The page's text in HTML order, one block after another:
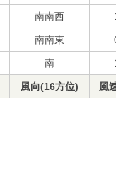
南南西
南南東
南
風向(16方位) 風